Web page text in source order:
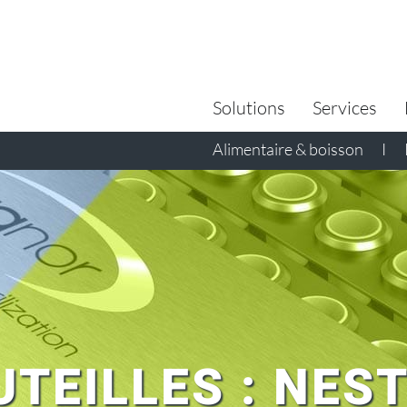
Solutions
Alimentaire & boisson I
Services
: